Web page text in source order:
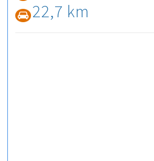
22,7 km